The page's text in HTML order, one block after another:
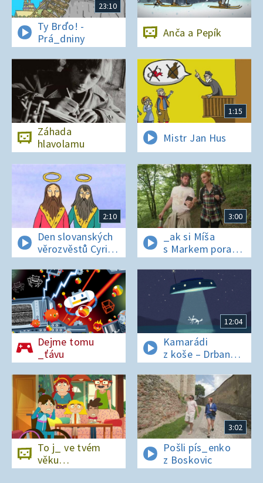
23:10
Ty Brďo! -
Prá_dniny
Anča a Pepík
Záhada
hlavolamu
1:15
Mistr Jan Hus
2:10
Den slovanských
věrozvěstů Cyrila
a Metoděje
3:00
_ak si Míša
s Markem poradí
v lese bez
si_nálu?
Dejme tomu
_ťávu
12:04
Kamarádi
z koše – Drban
a UFO
To j_ ve tvém
věku…
3:02
Pošli pís_enko
z Boskovic